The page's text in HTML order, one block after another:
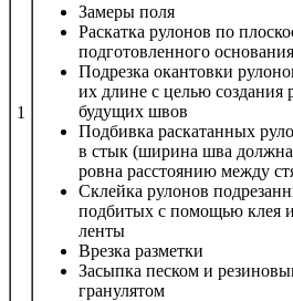
1
Замеры поля
Раскатка рулонов по
подготовленного основания
Подрезка окантовки
их длине с целью создания
будущих швов
Подбивка раскатанных
в стык (ширина шва
ровна расстоянию между
Склейка рулонов
подбитых с помощью клея
ленты
Врезка разметки
Засыпка песком и
гранулятом